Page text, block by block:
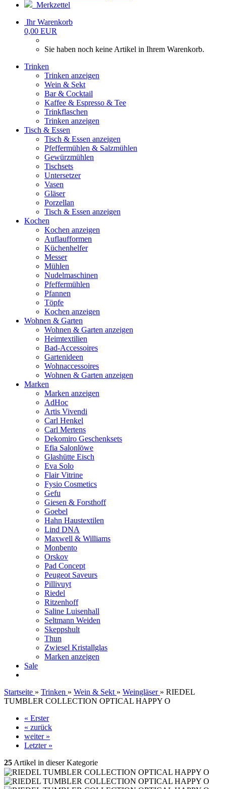
Merkzettel
Ihr Warenkorb
0,00 EUR
Sie haben noch keine Artikel in Ihrem Warenkorb.
Trinken
Trinken anzeigen
Wein & Sekt
Bar & Cocktail
Kaffee & Espresso & Tee
Trinkflaschen
Trinken anzeigen
Tisch & Essen
Tisch & Essen anzeigen
Pfeffermühlen & Salzmühlen
Gewürzmühlen
Tischsets
Untersetzer
Vasen
Gläser
Porzellan
Tisch & Essen anzeigen
Kochen
Kochen anzeigen
Auflaufformen
Küchenhelfer
Messer
Mühlen
Nudelmaschinen
Pfeffermühlen
Pfannen
Töpfe
Kochen anzeigen
Wohnen & Garten
Wohnen & Garten anzeigen
Heimtextilien
Bad-Accessoires
Gartenideen
Wohnaccessoires
Wohnen & Garten anzeigen
Marken
Marken anzeigen
AdHoc
Artis Vivendi
Carl Henkel
Carl Mertens
Dekomiro Geschenksets
Efia Salonlöwe
Glashütte Eisch
Eva Solo
Flair Vitrine
Fysio Cosmetics
Gefu
Giesen & Forsthoff
Goebel
Hahn Haustextilen
Lind DNA
Maxwell & Williams
Monbento
Orskov
Pad Concept
Peugeot Saveurs
Pillivuyt
Riedel
Ritzenhoff
Saline Luisenhall
Seltmann Weiden
Skeppshult
Thun
Zwiesel Kristallglas
Marken anzeigen
Sale
Startseite » Trinken » Wein & Sekt » Weingläser » RIEDEL
TUMBLER COLLECTION OPTICAL HAPPY O
« Erster
« zurück
weiter »
Letzter »
25 Artikel in dieser Kategorie